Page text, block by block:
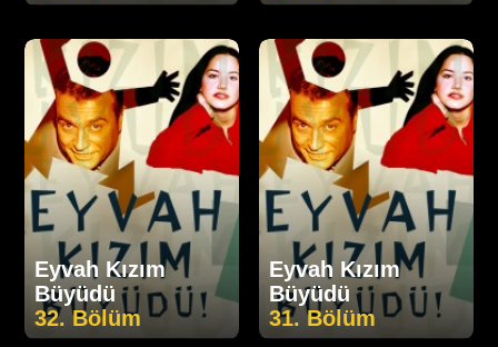
Eyvah Kızım
Büyüdü
32. Bölüm
Eyvah Kızım
Büyüdü
31. Bölüm